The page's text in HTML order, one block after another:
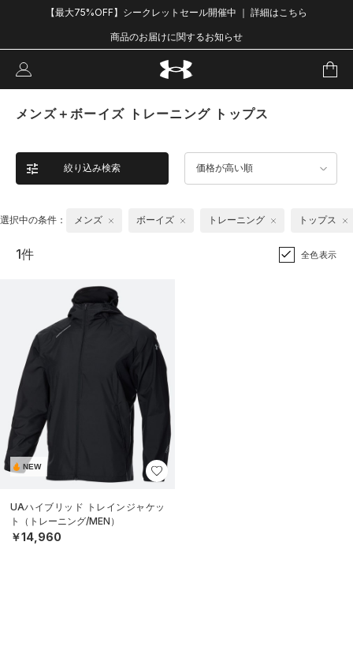
【最大75%OFF】シークレットセール開催中 ｜ 詳細はこちら
商品のお届けに関するお知らせ
メンズ＋ボーイズ トレーニング トップス
絞り込み検索 価格が高い順
選択中の条件： メンズ ボーイズ トレーニング トップス
1件 全色表示
NEW
UAハイブリッド トレインジャケッ
ト（トレーニング/MEN）
￥14,960